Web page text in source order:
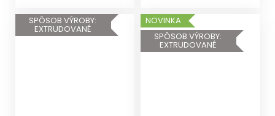
SPÔSOB VÝROBY:
EXTRUDOVANÉ
NOVINKA
SPÔSOB VÝROBY:
EXTRUDOVANÉ